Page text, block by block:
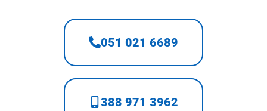
051 021 6689
388 971 3962